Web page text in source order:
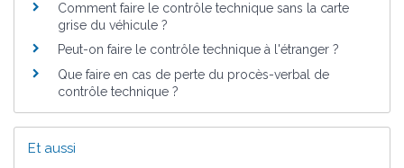
Comment faire le contrôle technique sans la carte
grise du véhicule ?
Peut-on faire le contrôle technique à l'étranger ?
Que faire en cas de perte du procès-verbal de
contrôle technique ?
Et aussi